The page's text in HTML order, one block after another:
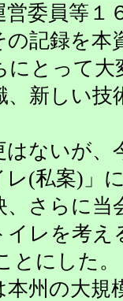
委員等１
記録を本
にとって大
新しい技
ないが、
(私案)」
さらに当
レを考え
とにした。
州の大規